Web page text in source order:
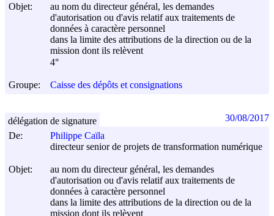
Objet:
au nom du directeur général, les demandes
d'autorisation ou d'avis relatif aux traitements de
données à caractère personnel
dans la limite des attributions de la direction ou de la
mission dont ils relèvent
4°
Groupe: Caisse des dépôts et consignations
De:
Philippe Caïla
directeur senior de projets de transformation numérique
Objet:
au nom du directeur général, les demandes
d'autorisation ou d'avis relatif aux traitements de
données à caractère personnel
dans la limite des attributions de la direction ou de la
mission dont ils relèvent
délégation de signature 30/08/2017